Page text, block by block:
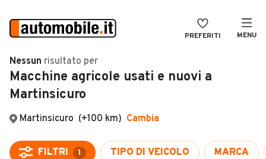
PREFERITI MENU
Auto
Auto usate
Auto Km 0
Auto Nuove
VENDI
MAGAZINE
ACCEDI
Nessun risultato per
Macchine agricole usati e nuovi a
Martinsicuro
Martinsicuro (+100 km) Cambia
FILTRI 1 TIPO DI VEICOLO MARCA